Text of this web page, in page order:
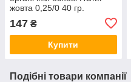
жовта 0,25/0 40 гр.
147 ₴
Купити
Подібні товари компанії